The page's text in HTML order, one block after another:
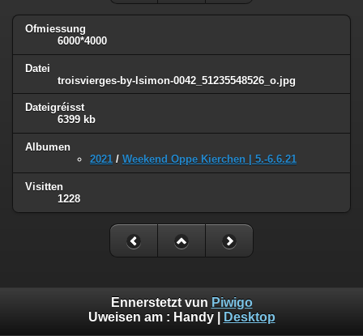
Ofmiessung
6000*4000
Datei
troisvierges-by-lsimon-0042_51235548526_o.jpg
Dateigréisst
6399 kb
Albumen
2021 / Weekend Oppe Kierchen | 5.-6.6.21
Visitten
1228
Ennerstetzt vun Piwigo
Uweisen am : Handy| Desktop